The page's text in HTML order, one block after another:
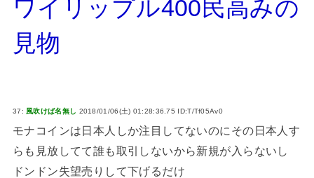
ワイリップル400民高みの
見物
37: 風吹けば名無し 2018/01/06(土) 01:28:36.75 ID:T/Tf05Av0
モナコインは日本人しか注目してないのにその日本人す
らも見放してて誰も取引しないから新規が入らないし
ドンドン失望売りして下げるだけ